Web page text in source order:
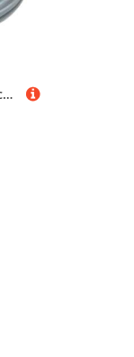
Dichtungsring for Waschmaschinentür, kompatibel mit LG, 4986ER0004, Dichtungsgummi-Unterlegscheibe, Teile